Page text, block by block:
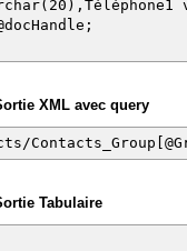
XML avec query
Tabulaire